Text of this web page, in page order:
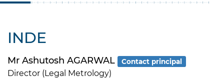
INDE
Mr Ashutosh AGARWAL Contact principal
Director (Legal Metrology)